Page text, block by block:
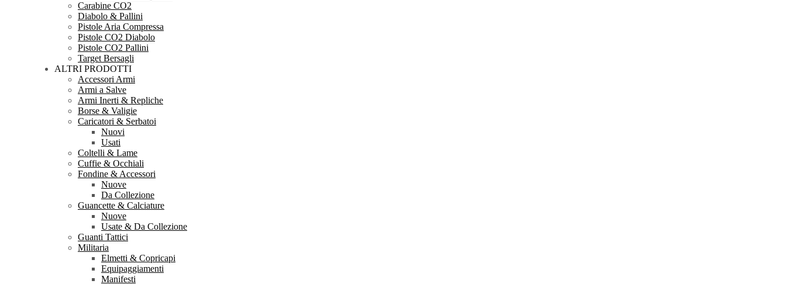
Carabine CO2
Diabolo & Pallini
Pistole Aria Compressa
Pistole CO2 Diabolo
Pistole CO2 Pallini
Target Bersagli
ALTRI PRODOTTI
Accessori Armi
Armi a Salve
Armi Inerti & Repliche
Borse & Valigie
Caricatori & Serbatoi
Nuovi
Usati
Coltelli & Lame
Cuffie & Occhiali
Fondine & Accessori
Nuove
Da Collezione
Guancette & Calciature
Nuove
Usate & Da Collezione
Guanti Tattici
Militaria
Elmetti & Copricapi
Equipaggiamenti
Manifesti